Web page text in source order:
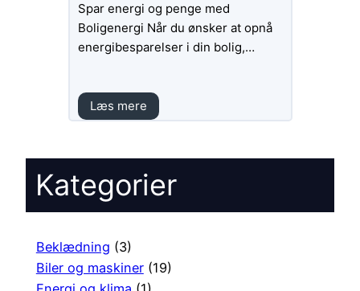
Kategorier
Beklædning (3)
Biler og maskiner(19)
Spar energi og penge med
Boligenergi Når du ønsker at opnå
energibesparelser i din bolig,…
Læs mere